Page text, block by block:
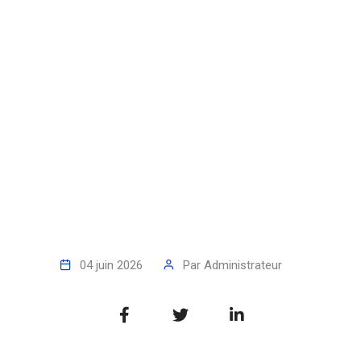
04 juin 2026 Par Administrateur